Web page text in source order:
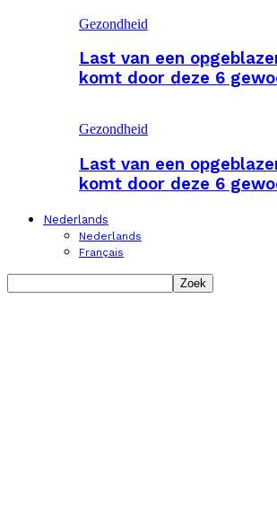
Gezondheid
Last van een
komt door deze 6
Gezondheid
Last van een
komt door deze 6
Nederlands
Nederlands
Français